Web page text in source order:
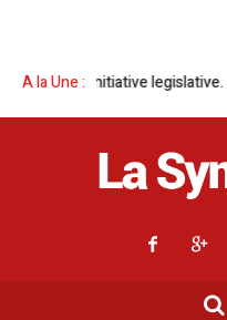
A la Une :
legislative. Parlement